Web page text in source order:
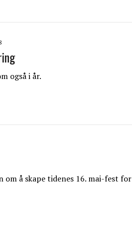
også i år.
om å skape tidenes 16. mai-fest for